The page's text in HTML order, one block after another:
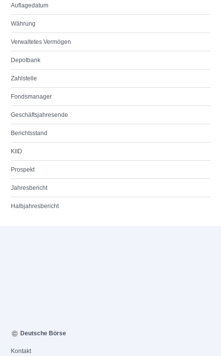
Auflagedatum
Währung
Verwaltetes Vermögen
Depotbank
Zahlstelle
Fondsmanager
Geschäftsjahresende
Berichtsstand
KIID
Prospekt
Jahresbericht
Halbjahresbericht
Deutsche Börse
Kontakt